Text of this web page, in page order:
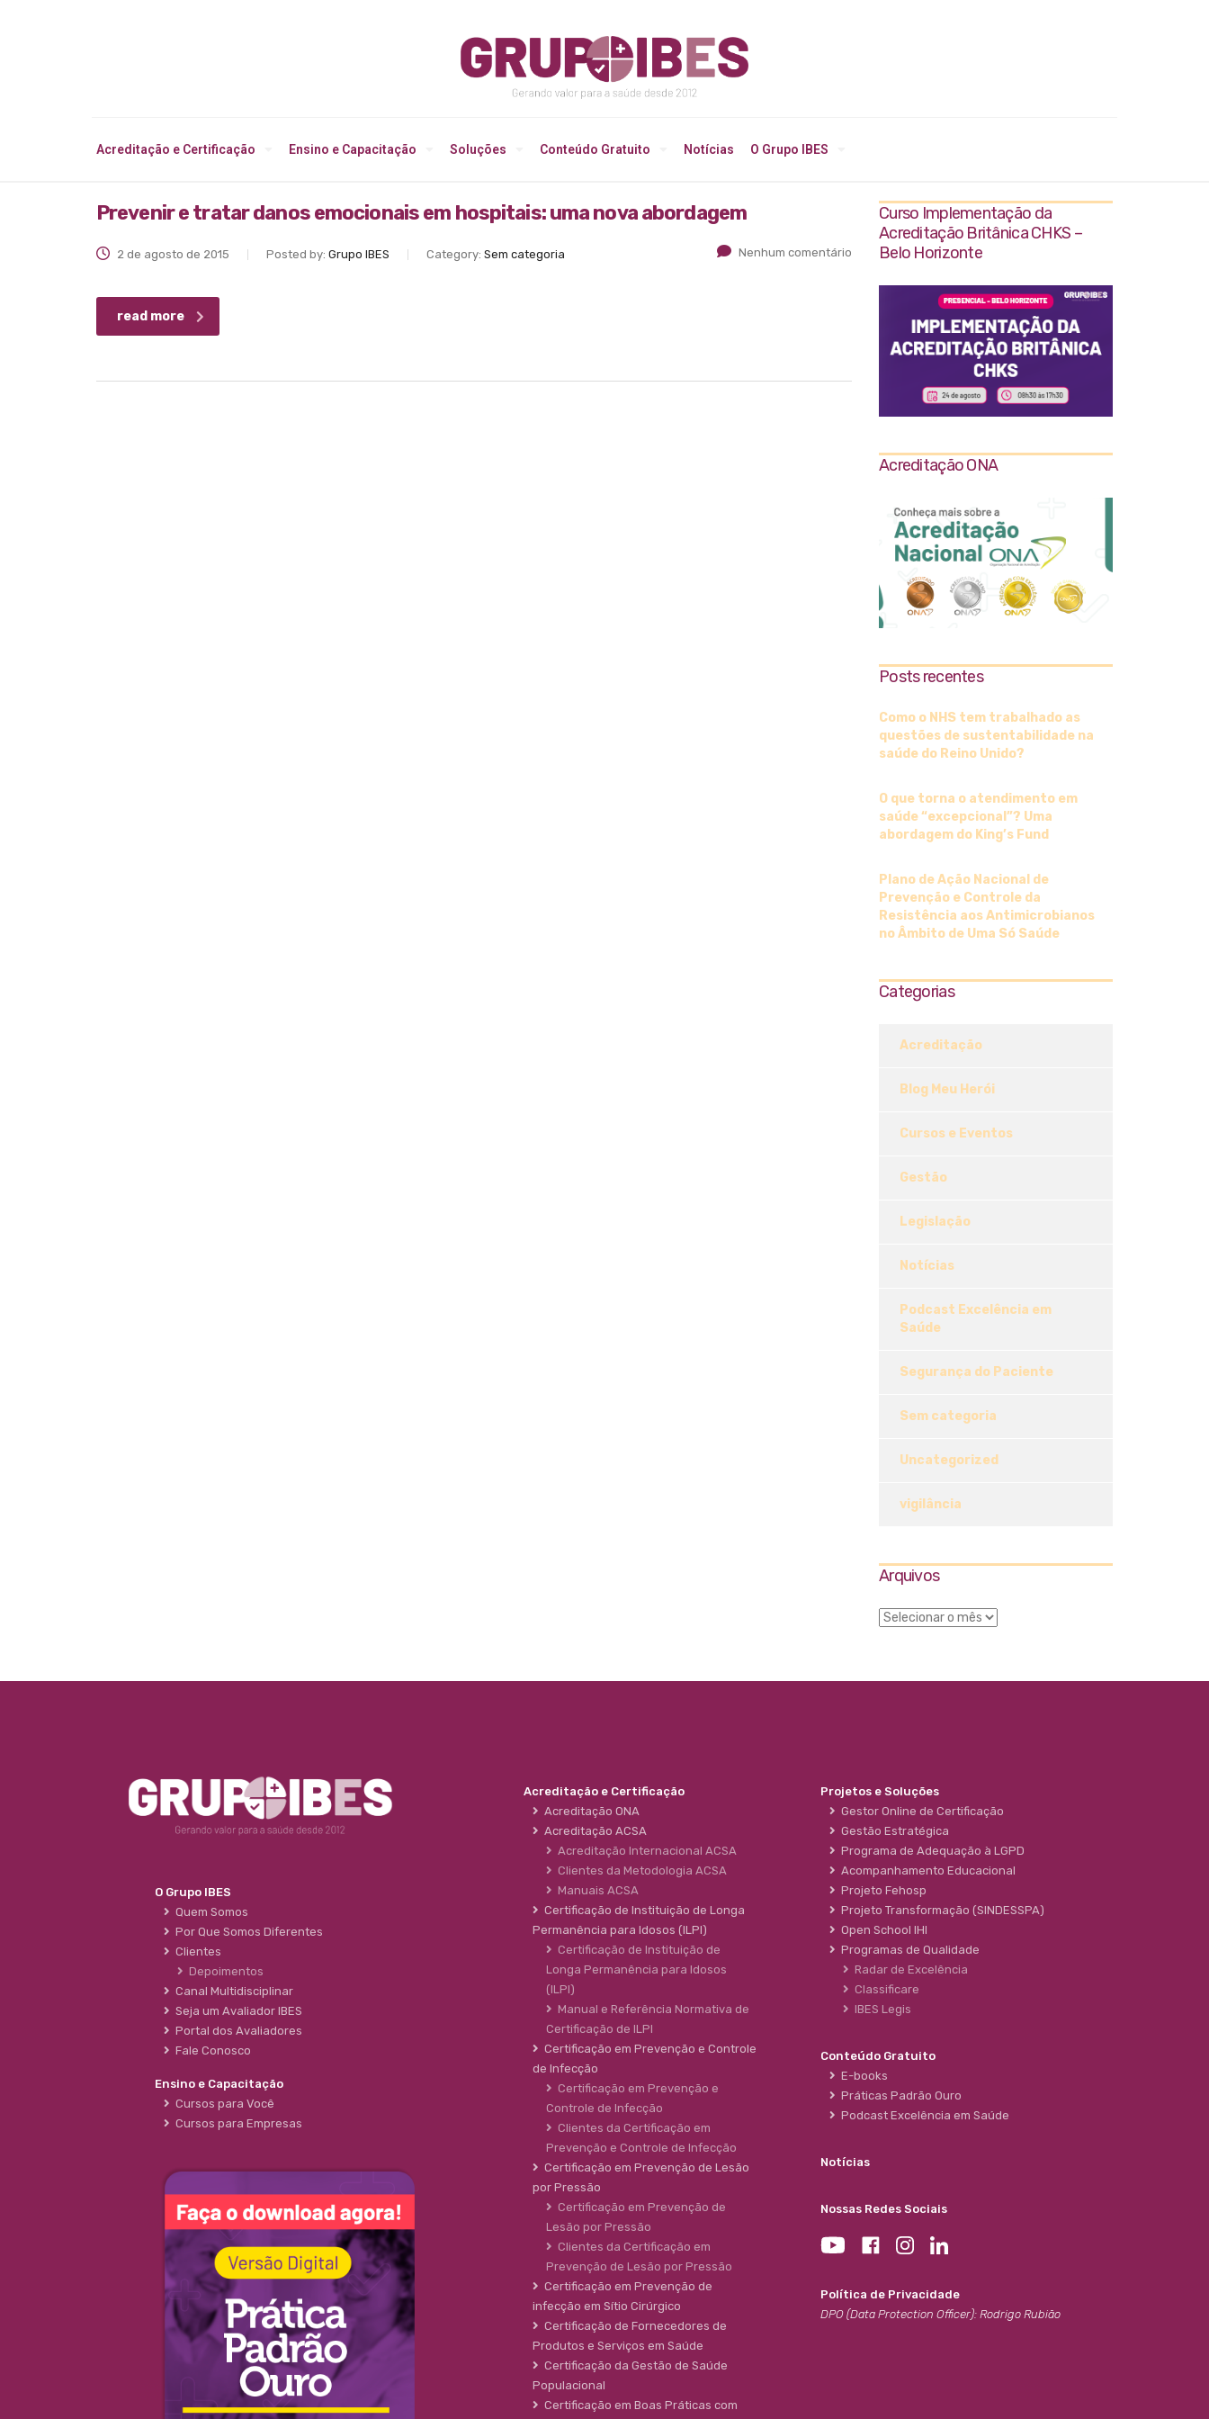
Acreditação e Certificação Ensino e Capacitação Soluções Conteúdo Gratuito Notícias O Grupo IBES
Prevenir e tratar danos emocionais em hospitais: uma nova abordagem
2 de agosto de 2015 Posted by: Grupo IBES Category: Sem categoria Nenhum comentário
read more
Curso Implementação da
Acreditação Britânica CHKS –
Belo Horizonte
Acreditação ONA
Posts recentes
Como o NHS tem trabalhado as
questões de sustentabilidade na
saúde do Reino Unido?
O que torna o atendimento em
saúde “excepcional”? Uma
abordagem do King’s Fund
Plano de Ação Nacional de
Prevenção e Controle da
Resistência aos Antimicrobianos
no Âmbito de Uma Só Saúde
Categorias
Acreditação
Blog Meu Herói
Cursos e Eventos
Gestão
Legislação
Notícias
Podcast Excelência em
Saúde
Segurança do Paciente
Sem categoria
Uncategorized
vigilância
Arquivos
O Grupo IBES
Quem Somos
Por Que Somos Diferentes
Clientes
Depoimentos
Canal Multidisciplinar
Seja um Avaliador IBES
Portal dos Avaliadores
Fale Conosco
Ensino e Capacitação
Cursos para Você
Cursos para Empresas
Acreditação e Certificação
Acreditação ONA
Acreditação ACSA
Acreditação Internacional ACSA
Clientes da Metodologia ACSA
Manuais ACSA
Certificação de Instituição de Longa
Permanência para Idosos (ILPI)
Certificação de Instituição de
Longa Permanência para Idosos
(ILPI)
Manual e Referência Normativa de
Certificação de ILPI
Certificação em Prevenção e Controle
de Infecção
Certificação em Prevenção e
Controle de Infecção
Clientes da Certificação em
Prevenção e Controle de Infecção
Certificação em Prevenção de Lesão
por Pressão
Certificação em Prevenção de
Lesão por Pressão
Clientes da Certificação em
Prevenção de Lesão por Pressão
Certificação em Prevenção de
infecção em Sítio Cirúrgico
Certificação de Fornecedores de
Produtos e Serviços em Saúde
Certificação da Gestão de Saúde
Populacional
Certificação em Boas Práticas com
Projetos e Soluções
Gestor Online de Certificação
Gestão Estratégica
Programa de Adequação à LGPD
Acompanhamento Educacional
Projeto Fehosp
Projeto Transformação (SINDESSPA)
Open School IHI
Programas de Qualidade
Radar de Excelência
Classificare
IBES Legis
Conteúdo Gratuito
E-books
Práticas Padrão Ouro
Podcast Excelência em Saúde
Notícias
Nossas Redes Sociais
Política de Privacidade
DPO (Data Protection Officer): Rodrigo Rubião